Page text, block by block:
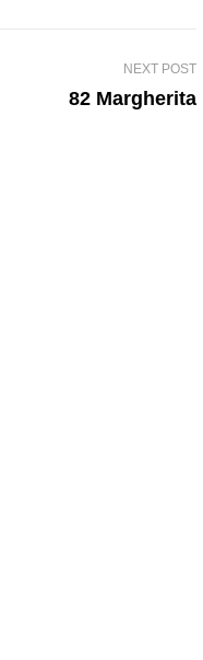
NEXT POST
82 Margherita